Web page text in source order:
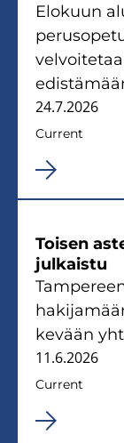
Elokuun
24.7.2026
Current
Toisen
julkaistu
kevään
11.6.2026
Current